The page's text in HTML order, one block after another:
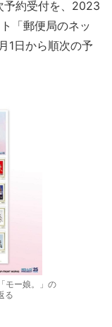
予約受付を、2023
「郵便局のネッ
1日から順次の予
モー娘。」の
る